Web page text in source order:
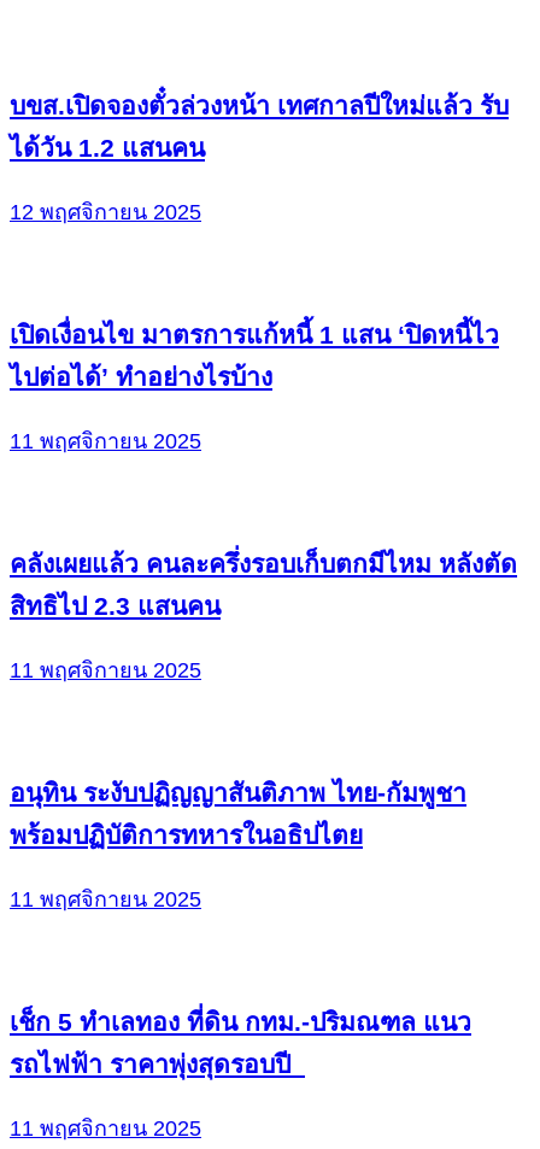
บขส.เปิดจองตั๋วล่วงหน้า เทศกาลปีใหม่แล้ว รับ
ได้วัน 1.2 แสนคน
12 พฤศจิกายน 2025
เปิดเงื่อนไข มาตรการแก้หนี้ 1 แสน ‘ปิดหนี้ไว
ไปต่อได้’ ทำอย่างไรบ้าง
11 พฤศจิกายน 2025
คลังเผยแล้ว คนละครึ่งรอบเก็บตกมีไหม หลังตัด
สิทธิไป 2.3 แสนคน
11 พฤศจิกายน 2025
อนุทิน ระงับปฏิญญาสันติภาพ ไทย-กัมพูชา
พร้อมปฏิบัติการทหารในอธิปไตย
11 พฤศจิกายน 2025
เช็ก 5 ทำเลทอง ที่ดิน กทม.-ปริมณฑล แนว
รถไฟฟ้า ราคาพุ่งสุดรอบปี
11 พฤศจิกายน 2025